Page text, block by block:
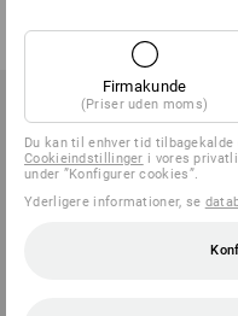
(med moms) fra 20 Par
Firmakunde
(Priser uden moms)
Du kan til enhver tid
Cookieindstillinger i vores
under ”Konfigurer cookies”.
Yderligere informationer, se